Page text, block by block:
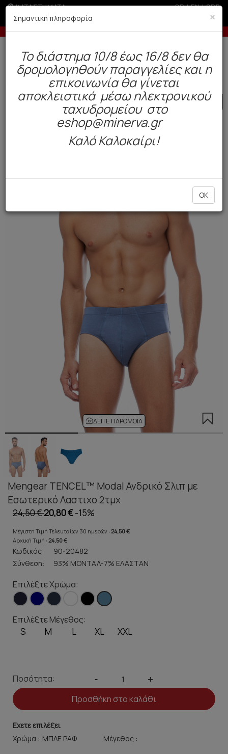
ΚΑΤΑΣΤΗΜΑΤΑ GR|EN|SRB
-10% σε παραγγελίες άνω των 200€
Δωρεάν αποστολή άνω των 49€. Παράδοση σε 3-5 εργάσιμες.
Ανδρας Εσώρουχα Σλιπ
SALE
ΔΕΊΤΕ ΠΑΡΌΜΟΙΑ
Mengear TENCEL™ Modal Ανδρικό Σλιπ με
Εσωτερικό Λαστιχο 2τμχ
24,50 €20,80 €-15%
Μέγιστη Τιμή Τελευταίων 30 ημερών : 24,50 €
Αρχική Τιμή : 24,50 €
Κωδικός:
90-20482
Σύνθεση:
93% ΜΟΝΤΑΛ-7% ΕΛΑΣΤΑΝ
Επιλέξτε Χρώμα:
Επιλέξτε Μέγεθος:
S M L XL XXL
Ποσότητα: - +
Προσθήκη στο καλάθι
Εχετε επιλέξει
Χρώμα :
Μέγεθος :
×
Σημαντική πληροφορία
To διάστημα 10/8 έως 16/8 δεν θα
δρομολογηθούν παραγγελίες και η
επικοινωνία θα γίνεται
αποκλειστικά μέσω ηλεκτρονικού
ταχυδρομείου στο
eshop@minerva.gr
Καλό Καλοκαίρι!
OK